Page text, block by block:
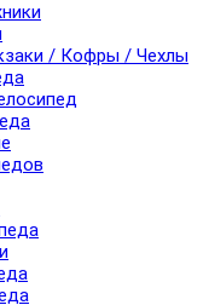
/ Кофры / Чехлы